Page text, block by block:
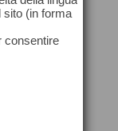
sito (in forma
consentire